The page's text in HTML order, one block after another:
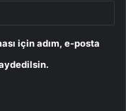
için adım, e-posta